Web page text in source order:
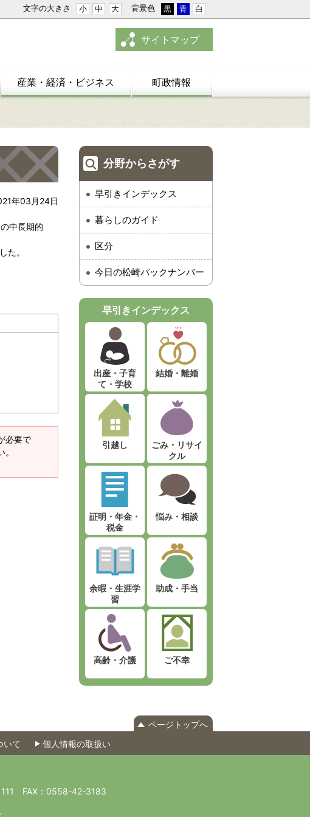
文字の大きさ 小 中 大 背景色 黒 青 白
サイトマップ
産業・経済・ビジネス 町政情報
年03月24日
中長期的
た。
必要で
分野からさがす
早引きインデックス
暮らしのガイド
区分
今日の松崎バックナンバー
早引きインデックス
出産・子育
て・学校
結婚・離婚
引越し
ごみ・リサイ
クル
証明・年金・
税金
悩み・相談
余暇・生涯学
習
助成・手当
高齢・介護 ご不幸
ページトップへ
いて 個人情報の取扱い
FAX：0558-42-3183